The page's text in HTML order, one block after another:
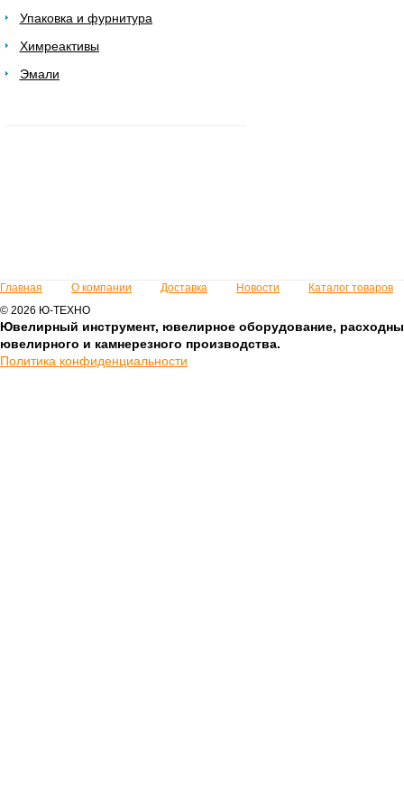
Упаковка и фурнитура
Химреактивы
Эмали
Главная О компании Доставка Новости
Каталог товаров
© 2026 Ю-ТЕХНО
Ювелирный инструмент, ювелирное оборудование,
ювелирного и камнерезного производства.
Политика конфиденциальности